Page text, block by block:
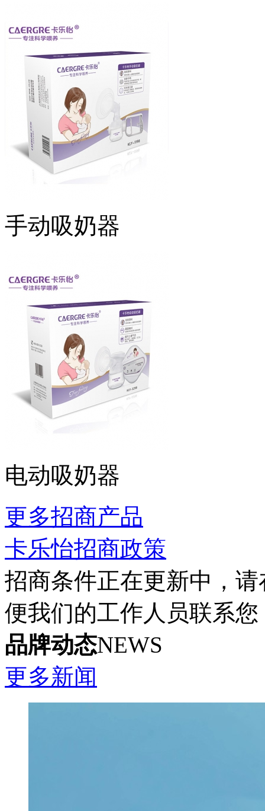
手动吸奶器
电动吸奶器
更多招商产品
卡乐怡招商政策
招商条件正在更新中，
便我们的工作人员联系
品牌动态NEWS
更多新闻